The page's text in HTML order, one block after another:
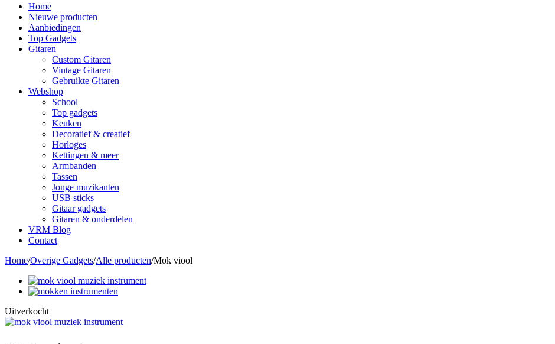
Home
Nieuwe producten
Aanbiedingen
Top Gadgets
Gitaren
Custom Gitaren
Vintage Gitaren
Gebruikte Gitaren
Webshop
School
Top gadgets
Keuken
Decoratief & creatief
Horloges
Kettingen & meer
Armbanden
Tassen
Jonge muzikanten
USB sticks
Gitaar gadgets
Gitaren & onderdelen
VRM Blog
Contact
Home/Overige Gadgets/Alle producten/Mok viool
Uitverkocht